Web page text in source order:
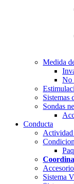
Medida
No
Sistemas
Sondas
Conducta
Actividad
Sistema